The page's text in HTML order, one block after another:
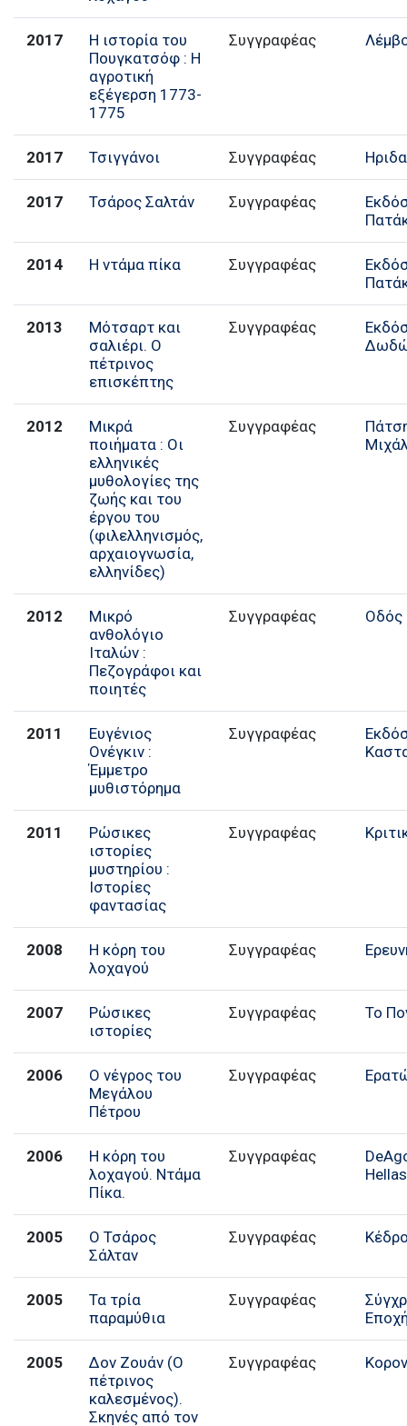
2017
Η ιστορία του
Πουγκατσόφ : Η
αγροτική
εξέγερση 1773-
1775
Συγγραφέας
2017 Τσιγγάνοι Συγγραφέας
2017 Τσάρος Σαλτάν Συγγραφέας
2014 Η ντάμα πίκα Συγγραφέας
2013
Μότσαρτ και
σαλιέρι. Ο
πέτρινος
επισκέπτης
Συγγραφέας
2012
Μικρά
ποιήματα : Οι
ελληνικές
μυθολογίες της
ζωής και του
έργου του
(φιλελληνισμός,
αρχαιογνωσία,
ελληνίδες)
Συγγραφέας
2012
Μικρό
ανθολόγιο
Ιταλών :
Πεζογράφοι και
ποιητές
Συγγραφέας Οδός
2011
Ευγένιος
Ονέγκιν :
Έμμετρο
μυθιστόρημα
Συγγραφέας
2011
Ρώσικες
ιστορίες
μυστηρίου :
Ιστορίες
φαντασίας
Συγγραφέας
2008
Η κόρη του
λοχαγού
Συγγραφέας
2007
Ρώσικες
ιστορίες
Συγγραφέας Το
2006
Ο νέγρος του
Μεγάλου
Πέτρου
Συγγραφέας
2006
Η κόρη του
λοχαγού. Ντάμα
Πίκα.
Συγγραφέας
Hellas
2005
Ο Τσάρος
Σάλταν
Συγγραφέας
2005
Τα τρία
παραμύθια
Συγγραφέας
2005
Δον Ζουάν (Ο
πέτρινος
καλεσμένος).
Σκηνές από τον
Συγγραφέας